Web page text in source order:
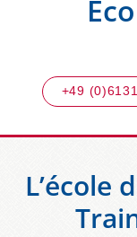
+49
L’école